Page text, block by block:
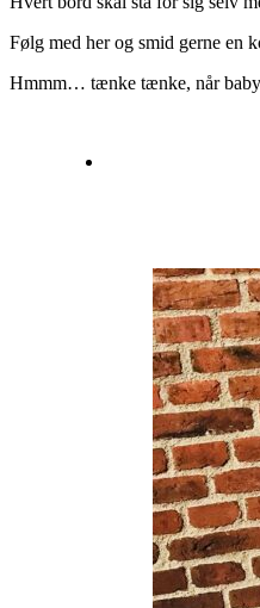
Følg med her og smid gerne en
Hmmm… tænke tænke, når